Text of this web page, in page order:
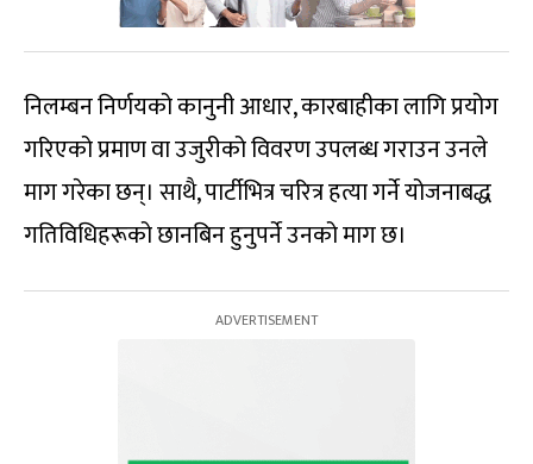
निलम्बन निर्णयको कानुनी आधार, कारबाहीका लागि प्रयोग
गरिएको प्रमाण वा उजुरीको विवरण उपलब्ध गराउन उनले
माग गरेका छन्। साथै, पार्टीभित्र चरित्र हत्या गर्ने योजनाबद्ध
गतिविधिहरूको छानबिन हुनुपर्ने उनको माग छ।